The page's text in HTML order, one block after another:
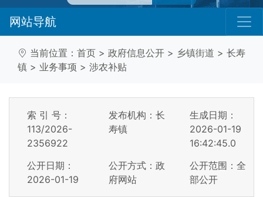
网站导航
当前位置： 首页 > 政府信息公开 > 乡镇街道 > 长寿
镇 > 业务事项 > 涉农补贴
索 引 号：
113/2026-
2356922
发布机构：长
寿镇
生成日期：
2026-01-19
16:42:45.0
公开日期：
2026-01-19
公开方式：政
府网站
公开范围：全
部公开